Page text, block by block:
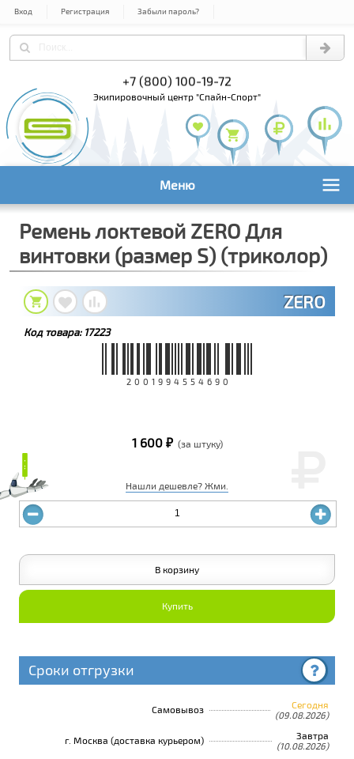
Вход Регистрация Забыли пароль?
+7 (800) 100-19-72
экипировочный центр "Спайн-Спорт"
Меню
Ремень локтевой ZERO Для
винтовки (размер S) (триколор)
ZERO
Код товара: 17223
2001994554690
₽₽
1 600 ₽ (за штуку)
Нашли дешевле? Жми.
В корзину
Купить
Сроки отгрузки
Самовывоз Сегодня
(09.08.2026)
г. Москва (доставка курьером) Завтра
(10.08.2026)